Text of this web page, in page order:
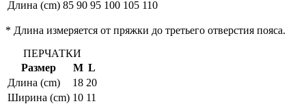
Длина (cm) 85 90 95 100 105 110
* Длина измеряется от пряжки до третьего отверстия пояса.
ПЕРЧАТКИ
Размер
M L
Длина (cm)
18 20
Ширина (cm) 10 11